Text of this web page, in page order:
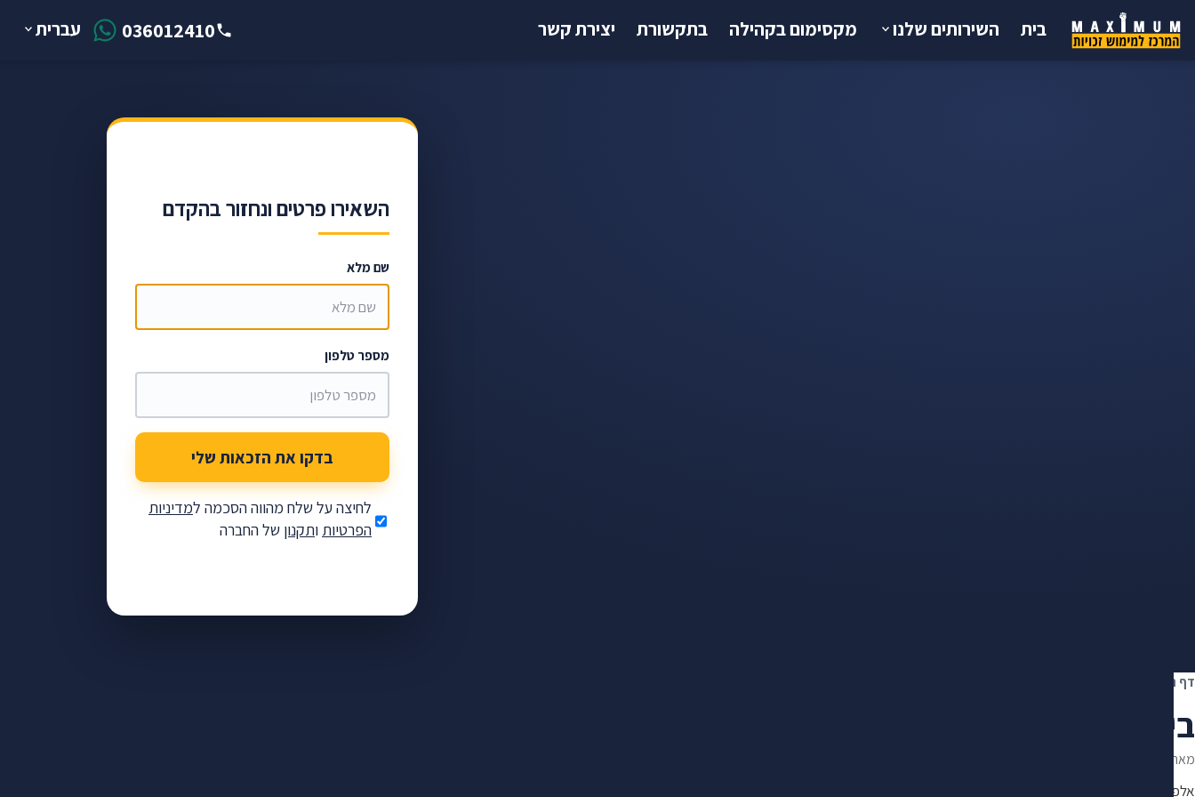
בית השירותים שלנו מקסימום בקהילה בתקשורת יצירת קשר 036012410 עברית
השאירו פרטים ונחזור בהקדם
שם מלא
מספר טלפון
בדקו את הזכאות שלי
לחיצה על שלח מהווה הסכמה למדיניות
הפרטיות ותקנון של החברה
דף הבית
ביטוח סיעודי קולקטיבי מול פרטי: מה ההבדל ומה עדיף
מאת
אלפי תיקים מול חברות הביטוח, קרנות הפנסיה והביטוח הלאומי. פיתח שיטת עבודה ייחודית לניהול תיקים. ליווי אישי; התשלום — לפי הצלחה בלבד.